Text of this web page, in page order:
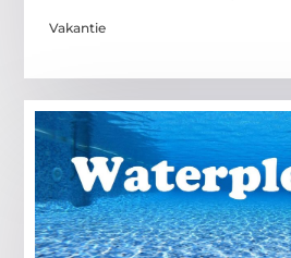
Vakantie